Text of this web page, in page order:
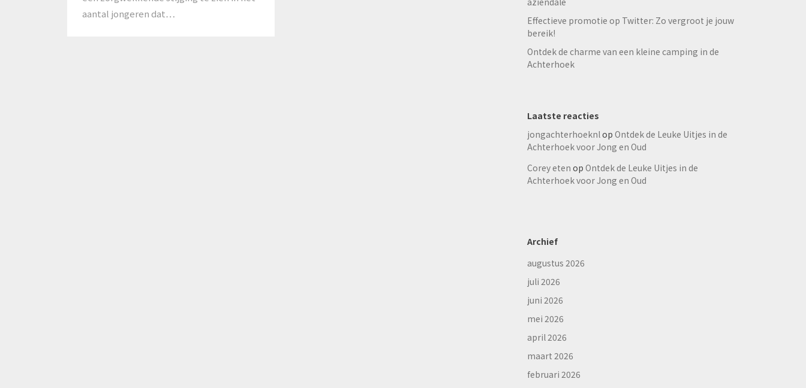
aantal jongeren dat…
Effectieve promotie op Twitter: Zo vergroot je jouw
bereik!
Ontdek de charme van een kleine camping in de
Achterhoek
Laatste reacties
jongachterhoeknlop Ontdek de Leuke Uitjes in de
Achterhoek voor Jong en Oud
Corey eten op Ontdek de Leuke Uitjes in de
Achterhoek voor Jong en Oud
Archief
augustus 2026
juli 2026
juni 2026
mei 2026
april 2026
maart 2026
februari 2026